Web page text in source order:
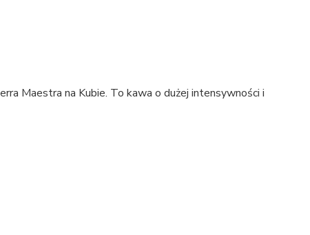
Maestra na Kubie. To kawa o dużej intensywności i